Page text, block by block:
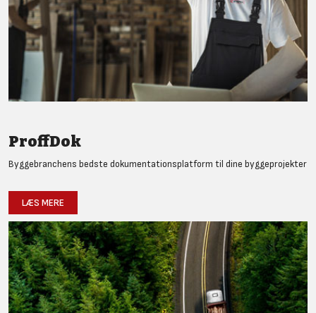
ProffDok
Byggebranchens bedste dokumentationsplatform til dine byggeprojekter
LÆS MERE